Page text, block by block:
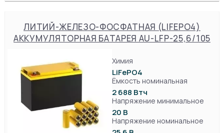
ЛИТИЙ-ЖЕЛЕЗО-ФОСФАТНАЯ (LIFEPO4)
АККУМУЛЯТОРНАЯ БАТАРЕЯ AU-LFP-25,6/105
Химия
LiFePO4
Ёмкость номинальная
2 688 Втч
Напряжение минимальное
20 В
Напряжение номинальное